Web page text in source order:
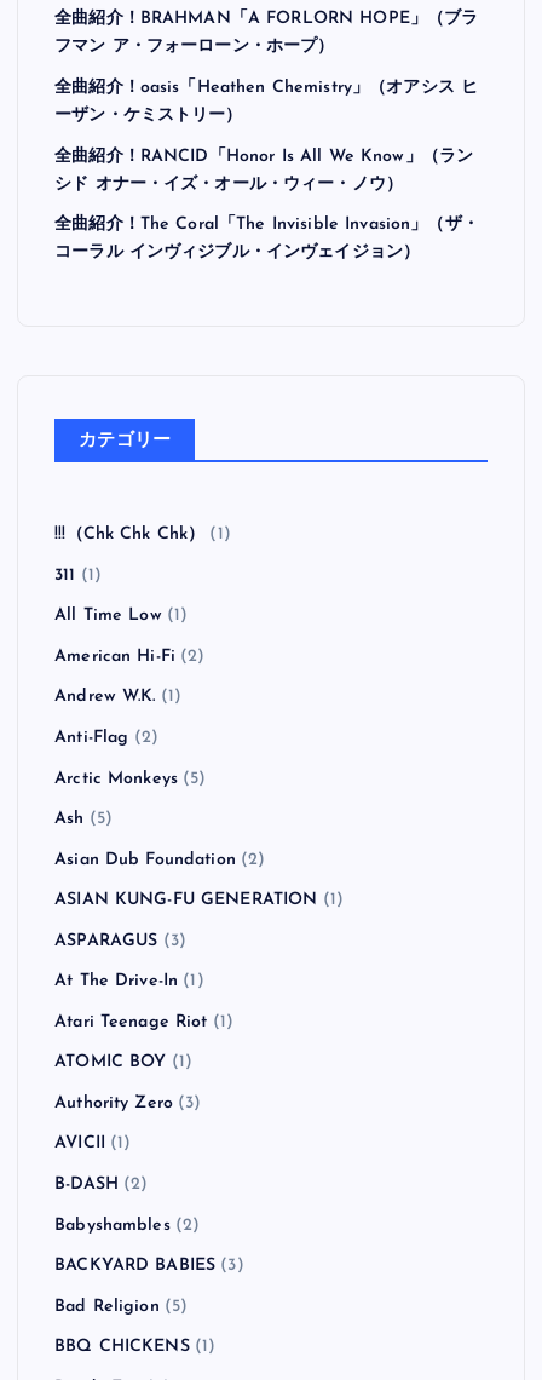
全曲紹介！BRAHMAN「A FORLORN HOPE」（ブラ
フマン ア・フォーローン・ホープ）
全曲紹介！oasis「Heathen Chemistry」（オアシス ヒ
ーザン・ケミストリー）
全曲紹介！RANCID「Honor Is All We Know」（ラン
シド オナー・イズ・オール・ウィー・ノウ）
全曲紹介！The Coral「The Invisible Invasion」（ザ・
コーラル インヴィジブル・インヴェイジョン）
カテゴリー
!!!（Chk Chk Chk） (1)
311 (1)
All Time Low(1)
American Hi-Fi (2)
Andrew W.K. (1)
Anti-Flag (2)
Arctic Monkeys (5)
Ash (5)
Asian Dub Foundation (2)
ASIAN KUNG-FU GENERATION (1)
ASPARAGUS (3)
At The Drive-In (1)
Atari Teenage Riot (1)
ATOMIC BOY (1)
Authority Zero (3)
AVICII (1)
B-DASH (2)
Babyshambles(2)
BACKYARD BABIES (3)
Bad Religion (5)
BBQ CHICKENS(1)